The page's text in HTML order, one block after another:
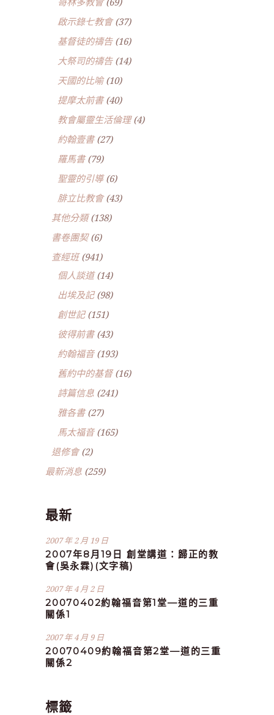
啟示錄七教會(37)
基督徒的禱告(16)
大祭司的禱告(14)
天國的比喻(10)
提摩太前書(40)
教會屬靈生活倫理(4)
約翰壹書(27)
羅馬書(79)
聖靈的引導(6)
腓立比教會(43)
其他分類(138)
書卷團契(6)
查經班(941)
個人談道(14)
出埃及記(98)
創世記(151)
彼得前書(43)
約翰福音(193)
舊約中的基督(16)
詩篇信息 (241)
雅各書(27)
馬太福音(165)
退修會(2)
最新消息 (259)
最新
2007 年 2 月 19 日
2007年8月19日 創堂講道：歸正的教
會(吳永霖)(文字稿)
2007 年 4 月 2 日
20070402約翰福音第1堂—道的三重
關係1
2007 年 4 月 9 日
20070409約翰福音第2堂—道的三重
關係2
標籤